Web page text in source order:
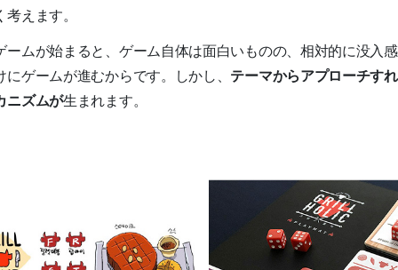
えます。
ームが始まると、ゲーム自体は面白いものの、相対的に没入
ゲームが進むからです。しかし、 テーマからアプローチす
ニズムが生まれます。